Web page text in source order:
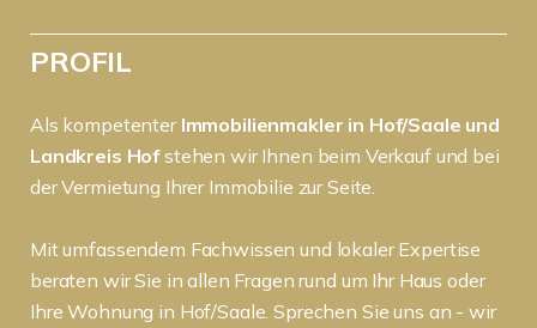
PROFIL
Als kompetenter Immobilienmakler in Hof/Saale und
Landkreis Hofstehen wir Ihnen beim Verkauf und bei
der Vermietung Ihrer Immobilie zur Seite.
Mit umfassendem Fachwissen und lokaler Expertise
beraten wir Sie in allen Fragen rund um Ihr Haus oder
Ihre Wohnung in Hof/Saale. Sprechen Sie uns an - wir